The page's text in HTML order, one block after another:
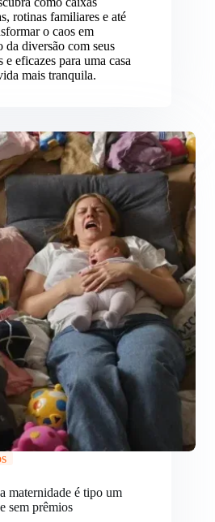
rotinas familiares e até
o caos em
da diversão com seus
eficazes para uma casa
mais tranquila.
maternidade é tipo um
sem prêmios